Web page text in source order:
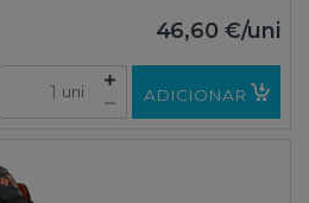
46,60 €/uni
uni ADICIONAR